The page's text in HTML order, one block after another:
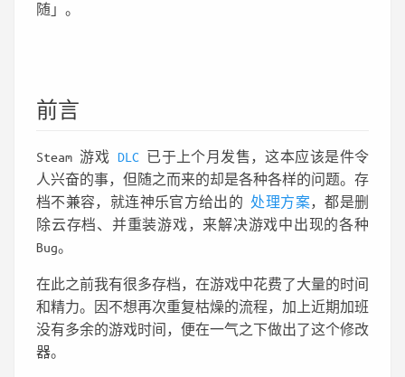
随」。
前言
Steam 游戏 DLC已于上个月发售，这本应该是件令
人兴奋的事，但随之而来的却是各种各样的问题。存
档不兼容，就连神乐官方给出的 处理方案，都是删
除云存档、并重装游戏，来解决游戏中出现的各种
Bug。
在此之前我有很多存档，在游戏中花费了大量的时间
和精力。因不想再次重复枯燥的流程，加上近期加班
没有多余的游戏时间，便在一气之下做出了这个修改
器。